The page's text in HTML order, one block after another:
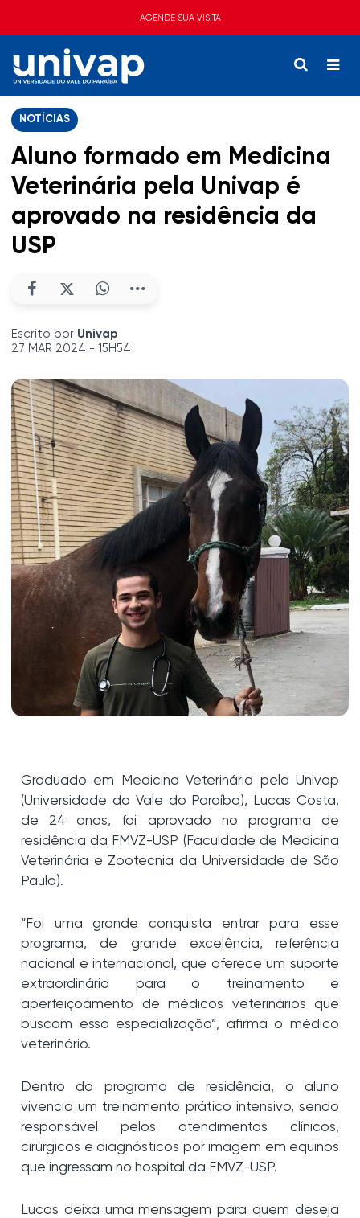
AGENDE SUA VISITA
NOTÍCIAS
Aluno formado em Medicina
Veterinária pela Univap é
aprovado na residência da
USP
Escrito por Univap
27 MAR 2024 - 15H54
Graduado em Medicina Veterinária pela Univap
(Universidade do Vale do Paraíba), Lucas Costa,
de 24 anos, foi aprovado no programa de
residência da FMVZ-USP (Faculdade de Medicina
Veterinária e Zootecnia da Universidade de São
Paulo).
“Foi uma grande conquista entrar para esse
programa, de grande excelência, referência
nacional e internacional, que oferece um suporte
extraordinário para o treinamento e
aperfeiçoamento de médicos veterinários que
buscam essa especialização”, afirma o médico
veterinário.
Dentro do programa de residência, o aluno
vivencia um treinamento prático intensivo, sendo
responsável pelos atendimentos clínicos,
cirúrgicos e diagnósticos por imagem em equinos
que ingressam no hospital da FMVZ-USP.
Lucas deixa uma mensagem para quem deseja